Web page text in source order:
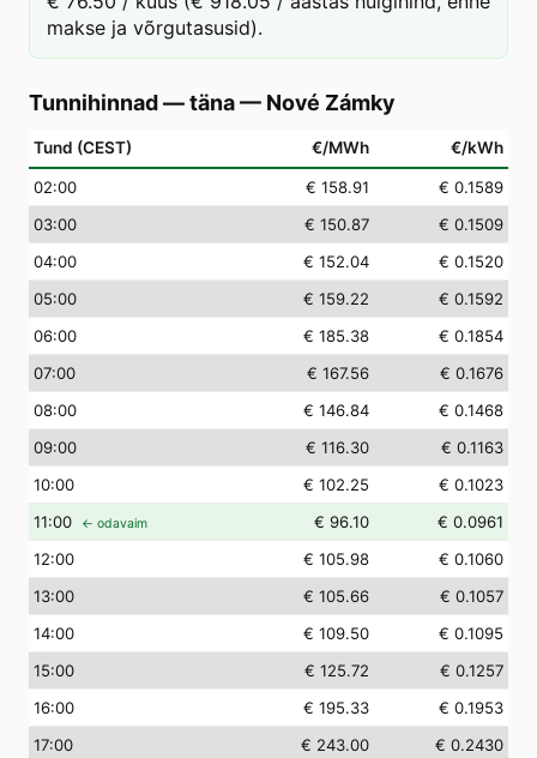
makse ja võrgutasusid).
Tunnihinnad — täna— Nové Zámky
Tund (CEST) €/MWh €/kWh
02:00 € 158.91
€ 0.1589
03:00 € 150.87
€ 0.1509
04:00 € 152.04
€ 0.1520
05:00 € 159.22
€ 0.1592
06:00 € 185.38
€ 0.1854
07:00 € 167.56
€ 0.1676
08:00 € 146.84
€ 0.1468
09:00 € 116.30
€ 0.1163
10:00 € 102.25
€ 0.1023
11:00 ← odavaim € 96.10
€ 0.0961
12:00 € 105.98
€ 0.1060
13:00 € 105.66
€ 0.1057
14:00 € 109.50
€ 0.1095
15:00 € 125.72
€ 0.1257
16:00 € 195.33
€ 0.1953
17:00 € 243.00
€ 0.2430